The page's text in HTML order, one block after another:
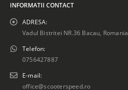
INFORMATII CONTACT
ADRESA:
Vadul Bistritei NR.36 Bacau, Romania
Telefon:
0756427887
E-mail:
office@scooterspeed.ro